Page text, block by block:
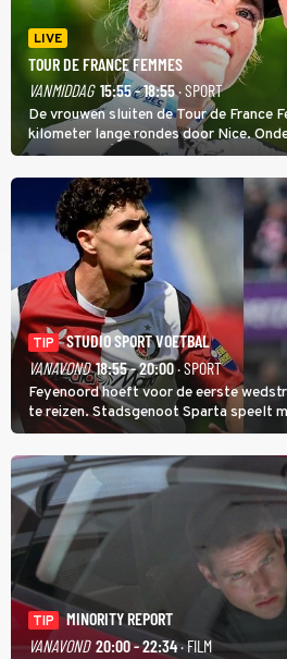
LIVE
TOUR DE FRANCE FEMMES
VANMIDDAG 15:55 - 18:55· SPORT
De vrouwen sluiten de Tour de France
kilometer lange rondes door Nice.
zware Col d'Èze. Aan de finish op de
de eindwinnaar de laatste gele trui.
TIP
STUDIO SPORT VOETBAL
VANAVOND 18:55 - 20:00· SPORT
Feyenoord hoeft voor de eerste
te reizen. Stadsgenoot Sparta speelt
verderop. Feyenoord trok de Spaanse
KVC Westerlo uit België.
TIP
MINORITY REPORT
VANAVOND 20:00 - 22:34· FILM